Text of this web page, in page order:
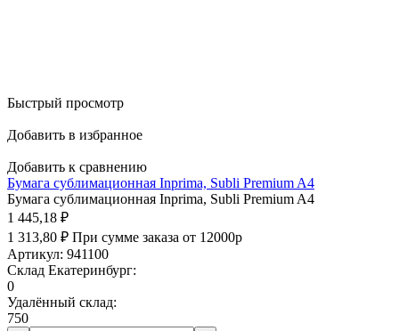
Быстрый просмотр
Добавить в избранное
Добавить к сравнению
Бумага сублимационная Inprima, Subli Premium A4
Бумага сублимационная Inprima, Subli Premium A4
1 445,18 ₽
1 313,80 ₽ При сумме заказа от 12000р
Артикул: 941100
Склад Екатеринбург:
0
Удалённый склад:
750